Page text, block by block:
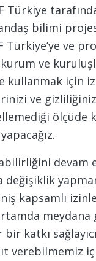
Türkiye
bilimi
Türkiye’ye ve
ve
kullanmak için
ve
ölçüde
devam
kapsamlı
meydana
katkı
verebilmemiz